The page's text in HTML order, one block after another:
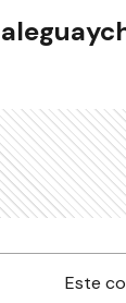
Este